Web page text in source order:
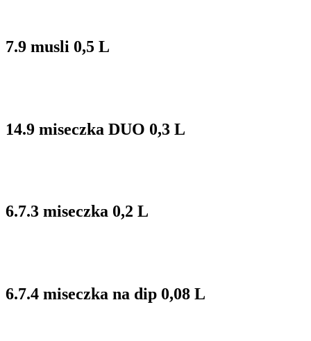
7.9 musli 0,5 L
14.9 miseczka DUO 0,3 L
6.7.3 miseczka 0,2 L
6.7.4 miseczka na dip 0,08 L